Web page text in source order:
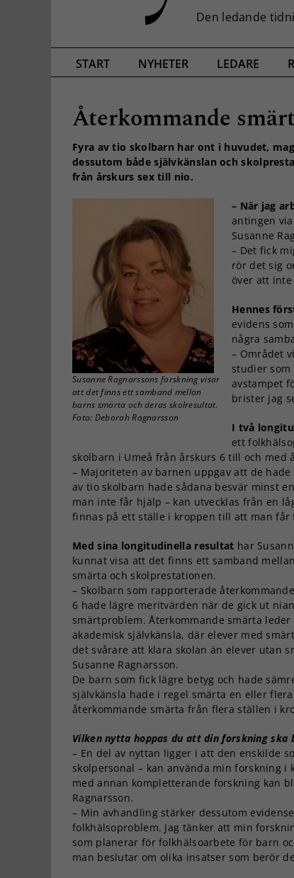
START NYHETER LEDARE
Återkommande
Fyra av tio skolbarn har ont i huvudet,
dessutom både självkänslan och
från årskurs sex till nio.
Susanne Ragnarssons forskning visar
att det finns ett samband mellan
barns smärta och deras skolresultat.
Foto: Deborah Ragnarsson
– När jag
antingen
Susanne
– Det fick
rör det sig
över att
Hennes
evidens
några
– Området
studier som
avstampet
brister jag
I två
ett
skolbarn i Umeå från årskurs 6 till och med
– Majoriteten av barnen uppgav att de
av tio skolbarn hade sådana besvär minst
man inte får hjälp – kan utvecklas från en
finnas på ett ställe i kroppen till att man får
Med sina longitudinella resultat har
kunnat visa att det finns ett samband
smärta och skolprestationen.
– Skolbarn som rapporterade
6 hade lägre meritvärden när de gick ut
smärtproblem. Återkommande smärta
akademisk självkänsla, där elever med
det svårare att klara skolan än elever utan
Susanne Ragnarsson.
De barn som fick lägre betyg och hade
självkänsla hade i regel smärta en eller
återkommande smärta från flera ställen i
Vilken nytta hoppas du att din forskning ska
– En del av nyttan ligger i att den enskilde
skolpersonal – kan använda min forskning
med annan kompletterande forskning kan
Ragnarsson.
– Min avhandling stärker dessutom
folkhälsoproblem. Jag tänker att min
som planerar för folkhälsoarbete för barn
man beslutar om olika insatser som berör